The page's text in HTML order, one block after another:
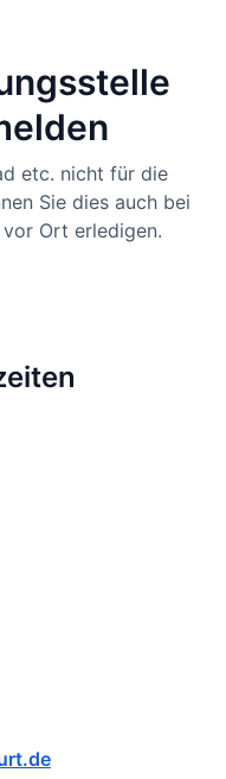
etc. nicht für die
Sie dies auch bei
Ort erledigen.